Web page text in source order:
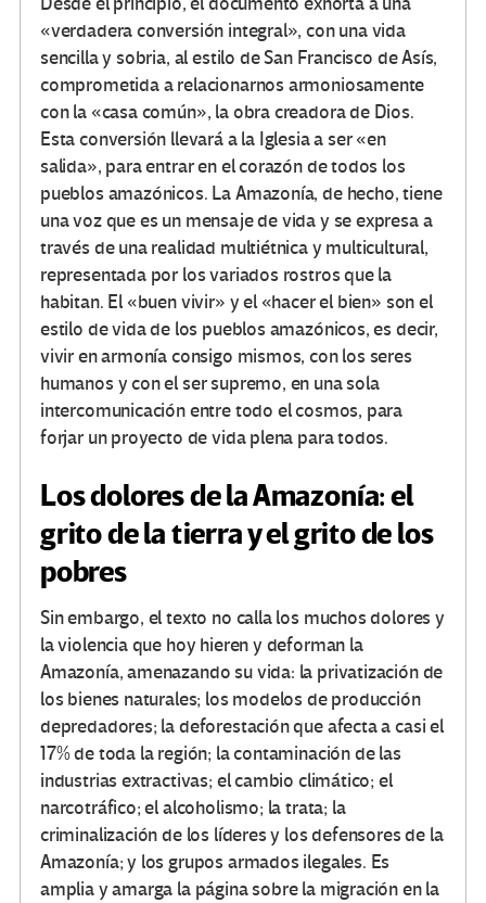
«verdadera conversión integral», con una vida
sencilla y sobria, al estilo de San Francisco de Asís,
comprometida a relacionarnos armoniosamente
con la «casa común», la obra creadora de Dios.
Esta conversión llevará a la Iglesia a ser «en
salida», para entrar en el corazón de todos los
pueblos amazónicos. La Amazonía, de hecho, tiene
una voz que es un mensaje de vida y se expresa a
través de una realidad multiétnica y multicultural,
representada por los variados rostros que la
habitan. El «buen vivir» y el «hacer el bien» son el
estilo de vida de los pueblos amazónicos, es decir,
vivir en armonía consigo mismos, con los seres
humanos y con el ser supremo, en una sola
intercomunicación entre todo el cosmos, para
forjar un proyecto de vida plena para todos.
Los dolores de la Amazonía: el
grito de la tierra y el grito de los
pobres
Sin embargo, el texto no calla los muchos dolores y
la violencia que hoy hieren y deforman la
Amazonía, amenazando su vida: la privatización de
los bienes naturales; los modelos de producción
depredadores; la deforestación que afecta a casi el
17% de toda la región; la contaminación de las
industrias extractivas; el cambio climático; el
narcotráfico; el alcoholismo; la trata; la
criminalización de los líderes y los defensores de la
Amazonía; y los grupos armados ilegales. Es
amplia y amarga la página sobre la migración en la